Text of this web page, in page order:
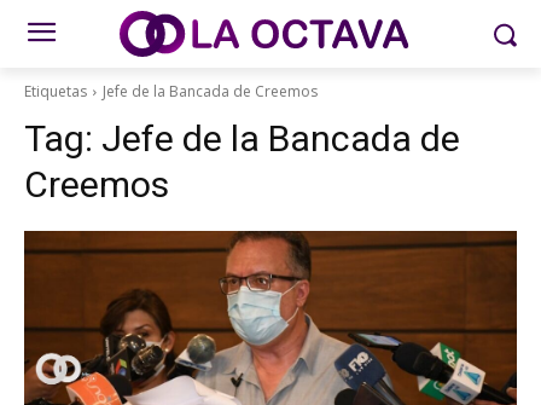
Etiquetas Jefe de la Bancada de Creemos
Tag: Jefe de la Bancada de
Creemos